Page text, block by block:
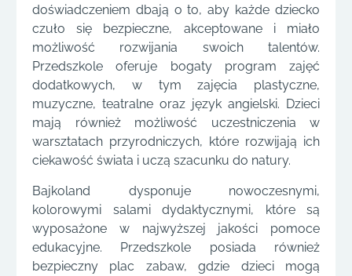
doświadczeniem dbają o to, aby każde dziecko
czuło się bezpieczne, akceptowane i miało
możliwość rozwijania swoich talentów.
Przedszkole oferuje bogaty program zajęć
dodatkowych, w tym zajęcia plastyczne,
muzyczne, teatralne oraz język angielski. Dzieci
mają również możliwość uczestniczenia w
warsztatach przyrodniczych, które rozwijają ich
ciekawość świata i uczą szacunku do natury.
Bajkoland dysponuje nowoczesnymi,
kolorowymi salami dydaktycznymi, które są
wyposażone w najwyższej jakości pomoce
edukacyjne. Przedszkole posiada również
bezpieczny plac zabaw, gdzie dzieci mogą